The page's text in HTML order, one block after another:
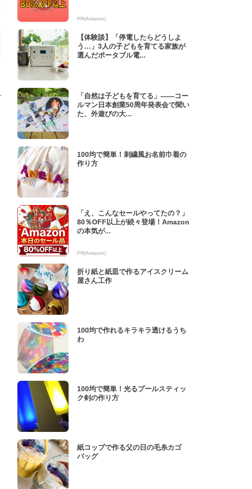
PR(Amazon)
【体験談】「停電したらどうしよ
う…」3人の子どもを育てる家族が
選んだポータブル電...
「自然は子どもを育てる」——コー
ルマン日本創業50周年発表会で聞い
た、外遊びの大...
100均で簡単！刺繍風お名前巾着の
作り方
「え、こんなセールやってたの？」
80％OFF以上が続々登場！Amazon
の本気が...
PR(Amazon)
折り紙と紙皿で作るアイスクリーム
屋さん工作
100均で作れるキラキラ透けるうち
わ
100均で簡単！光るプールスティッ
ク剣の作り方
紙コップで作る父の日の毛糸カゴ
バッグ